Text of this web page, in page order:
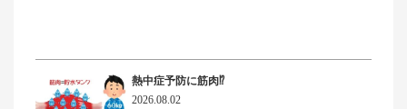
熱中症予防に筋肉⁉
2026.08.02